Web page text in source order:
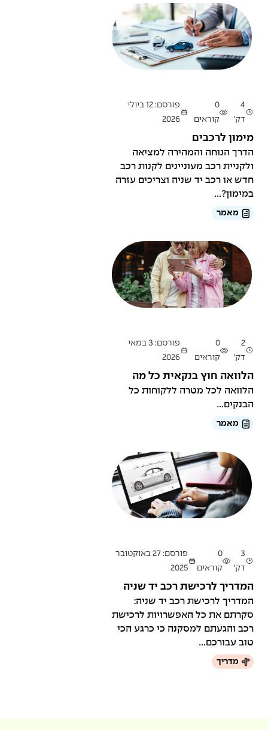
4
דק'
0
קוראים
פורסם: 12 ביולי
2026
מימון לרכבים
הדרך הנוחה והמהירה למציאה
ולקניית רכב מעוניינים לקנות רכב
חדש או רכב יד שניה וצריכים עזרה
במימון?...
מאמר
2
דק'
0
קוראים
פורסם: 3 במאי
2026
הלוואה חוץ בנקאית כל מה
שצריך לדעת
הלוואה לכל מטרה ללקוחות כל
הבנקים...
מאמר
3
דק'
0
קוראים
פורסם: 27 באוקטובר
2025
המדריך לרכישת רכב יד שניה
המדריך לרכישת רכב יד שניה:
סקרתם את כל האפשרויות לרכישת
רכב והגעתם למסקנה כי כרגע הכי
טוב עבורכם...
מדריך